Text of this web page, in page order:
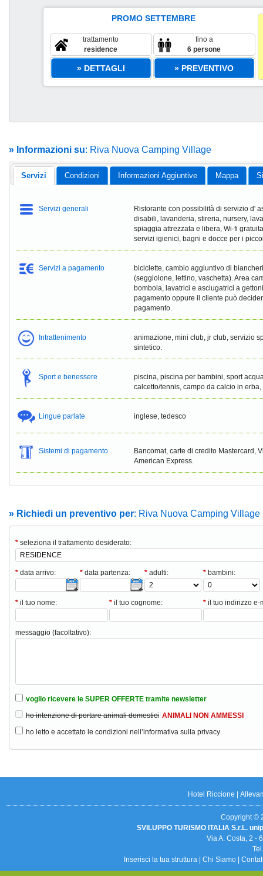
PROMO SETTEMBRE
trattamento
residence
fino a
6 persone
» DETTAGLI » PREVENTIVO
» Informazioni su: Riva Nuova Camping Village
Servizi Condizioni Informazioni Aggiuntive Mappa
Servizi generali
Ristorante con possibilità di servizio d'
disabili, lavanderia, stireria, nursery,
spiaggia attrezzata e libera, Wi-fi
servizi igienici, bagni e docce per i
Servizi a pagamento
biciclette, cambio aggiuntivo di
(seggiolone, lettino, vaschetta). Area
bombola, lavatrici e asciugatrici a
pagamento oppure il cliente può
pagamento.
Intrattenimento
animazione, mini club, jr club, servizio
sintetico.
Sport e benessere
piscina, piscina per bambini, sport
calcetto/tennis, campo da calcio in
Lingue parlate inglese, tedesco
Sistemi di pagamento
Bancomat, carte di credito Mastercard,
American Express.
» Richiedi un preventivo per: Riva Nuova Camping Village
* seleziona il trattamento desiderato:
* data arrivo: * data partenza: * adulti: * bambini:
* il tuo nome: * il tuo cognome: * il tuo indirizzo e-
messaggio (facoltativo):
voglio ricevere le SUPER OFFERTE tramite newsletter
ho intenzione di portare animali domestici ANIMALI NON AMMESSI
ho letto e accettato le condizioni nell’informativa sulla privacy
Hotel Riccione
Copyright ©
SVILUPPO TURISMO ITALIA S.r.L.
Via A. Costa, 2 -
Inserisci la tua struttura
Chi Siamo